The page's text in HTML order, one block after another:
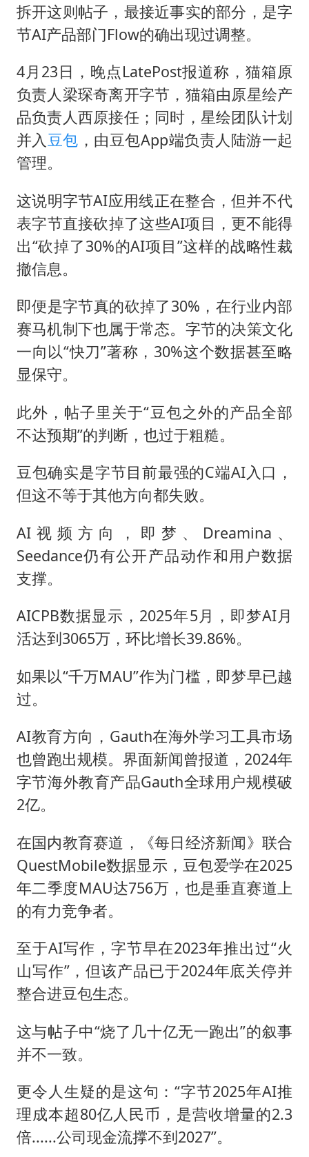
拆开这则帖子，最接近事实的部分，是字
节AI产品部门Flow的确出现过调整。
4月23日，晚点LatePost报道称，猫箱原
负责人梁琛奇离开字节，猫箱由原星绘产
品负责人西原接任；同时，星绘团队计划
并入豆包 ，由豆包App端负责人陆游一起
管理。
这说明字节AI应用线正在整合，但并不代
表字节直接砍掉了这些AI项目，更不能得
出“砍掉了30%的AI项目”这样的战略性裁
撤信息。
即便是字节真的砍掉了30%，在行业内部
赛马机制下也属于常态。字节的决策文化
一向以“快刀”著称，30%这个数据甚至略
显保守。
此外，帖子里关于“豆包之外的产品全部
不达预期”的判断，也过于粗糙。
豆包确实是字节目前最强的C端AI入口，
但这不等于其他方向都失败。
AI视频方向，即梦、Dreamina、
Seedance仍有公开产品动作和用户数据
支撑。
AICPB数据显示，2025年5月，即梦AI月
活达到3065万，环比增长39.86%。
如果以“千万MAU”作为门槛，即梦早已越
过。
AI教育方向，Gauth在海外学习工具市场
也曾跑出规模。界面新闻曾报道，2024年
字节海外教育产品Gauth全球用户规模破
2亿。
在国内教育赛道，《每日经济新闻》联合
QuestMobile数据显示，豆包爱学在2025
年二季度MAU达756万，也是垂直赛道上
的有力竞争者。
至于AI写作，字节早在2023年推出过“火
山写作”，但该产品已于2024年底关停并
整合进豆包生态。
这与帖子中“烧了几十亿无一跑出”的叙事
并不一致。
更令人生疑的是这句：“字节2025年AI推
理成本超80亿人民币，是营收增量的2.3
倍......公司现金流撑不到2027”。